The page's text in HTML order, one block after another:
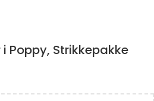
Poppy, Strikkepakke